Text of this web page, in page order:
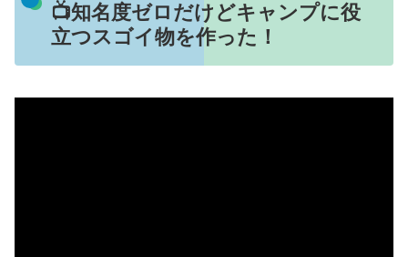
📺知名度ゼロだけどキャンプに役
立つスゴイ物を作った！